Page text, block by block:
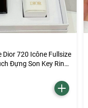
Dior 720 Icône Fullsize
Đựng Son Key Ring